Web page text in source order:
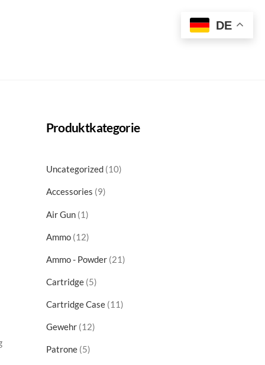
Produktkategorie
Uncategorized 1010
Accessories 99
Air Gun 11
Ammo 1212
Ammo - Powder 2121
Cartridge 55
Cartridge Case 1111
Gewehr 1212
Patrone 55
DE